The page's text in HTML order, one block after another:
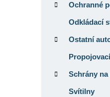
Ochranné
Odkládací
Ostatní
Schrány na
Svítilny